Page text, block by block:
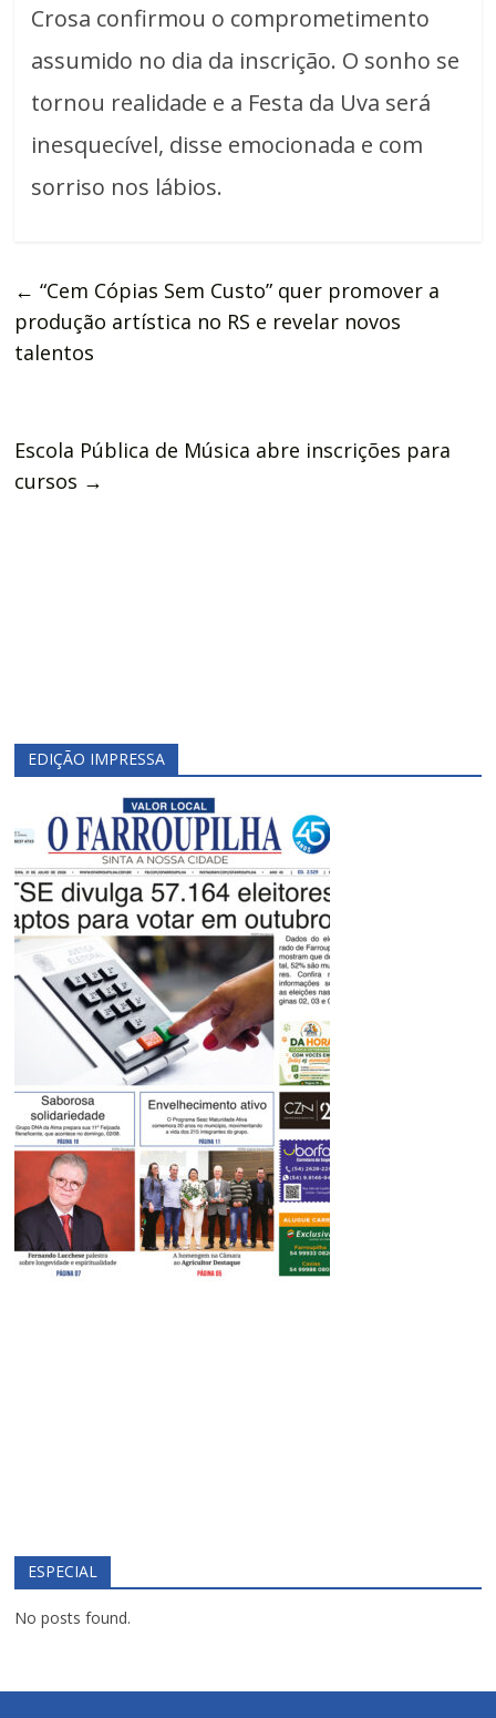
Crosa confirmou o comprometimento
assumido no dia da inscrição. O sonho se
tornou realidade e a Festa da Uva será
inesquecível, disse emocionada e com
sorriso nos lábios.
← “Cem Cópias Sem Custo” quer promover a
produção artística no RS e revelar novos
talentos
Escola Pública de Música abre inscrições para
cursos →
EDIÇÃO IMPRESSA
ESPECIAL
No posts found.